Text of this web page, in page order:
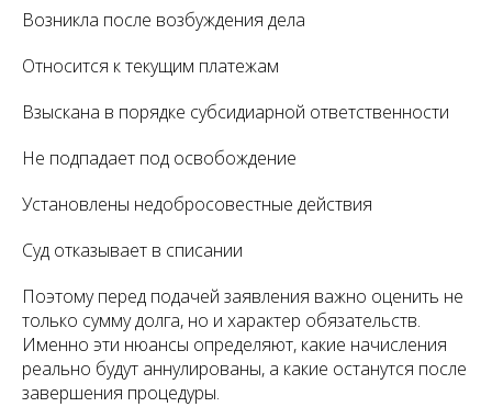
Возникла после возбуждения дела
Относится к текущим платежам
Взыскана в порядке субсидиарной ответственности
Не подпадает под освобождение
Установлены недобросовестные действия
Суд отказывает в списании
Поэтому перед подачей заявления важно оценить не
только сумму долга, но и характер обязательств.
Именно эти нюансы определяют, какие начисления
реально будут аннулированы, а какие останутся после
завершения процедуры.